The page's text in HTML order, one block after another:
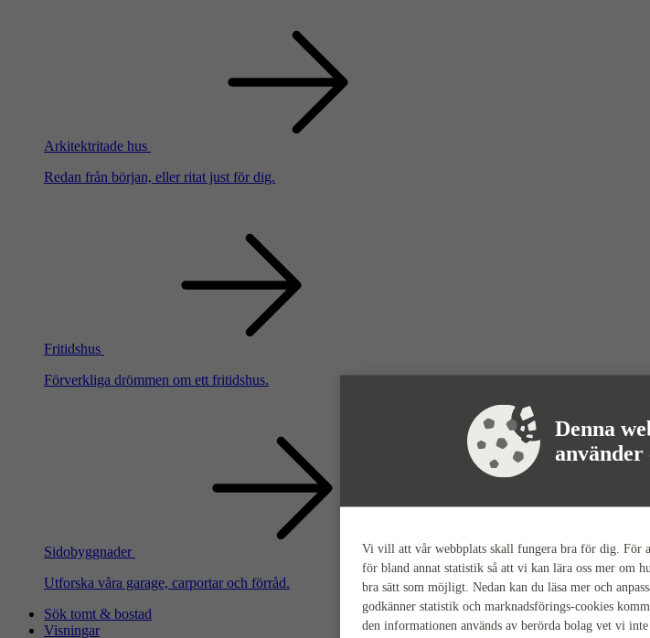
Denna
använder
Vi vill att vår webbplats skall fungera bra för dig. För
för bland annat statistik så att vi kan lära oss mer om
bra sätt som möjligt. Nedan kan du läsa mer och
godkänner statistik och marknadsförings-cookies
den informationen används av berörda bolag vet vi
Arkitektritade hus
Redan från början, eller ritat just för dig.
Fritidshus
Förverkliga drömmen om ett fritidshus.
Sidobyggnader
Utforska våra garage, carportar och förråd.
Sök tomt & bostad
Visningar